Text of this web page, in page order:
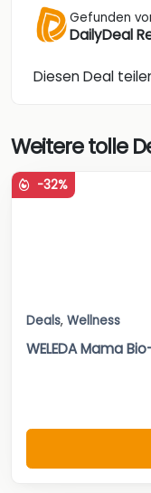
Gefunden
DailyDeal
Diesen Deal
Weitere tolle
-32%
Deals, Wellness
WELEDA Mama